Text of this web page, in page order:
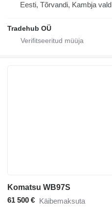
Eesti, Tõrvandi, Kambja vald
Tradehub OÜ
Komatsu WB97S
61 500 € Käibemaksuta